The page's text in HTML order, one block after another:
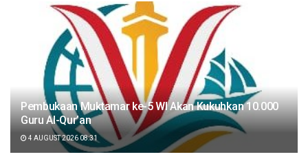
Pembukaan Muktamar ke-5 WI Akan Kukuhkan 10.000
Guru Al-Qur’an
4 AUGUST 2026 08:31